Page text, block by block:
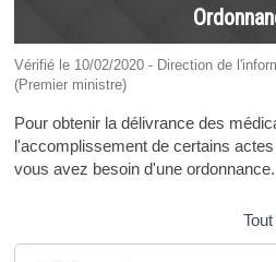
Vérifié le 10/02/2020 - Direction de
(Premier ministre)
Pour obtenir la délivrance des
l'accomplissement de certains
vous avez besoin d'une ordonnance.